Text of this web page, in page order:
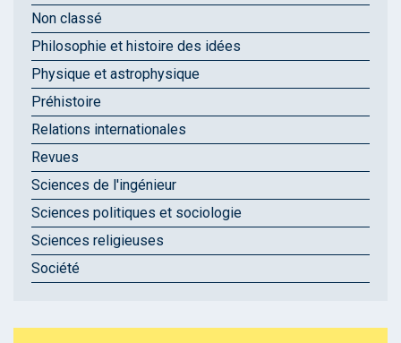
Non classé
Philosophie et histoire des idées
Physique et astrophysique
Préhistoire
Relations internationales
Revues
Sciences de l'ingénieur
Sciences politiques et sociologie
Sciences religieuses
Société